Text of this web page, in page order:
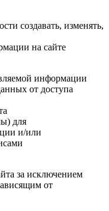
создавать, изменять,
на сайте
информации
от доступа
для
и/или
за исключением
от